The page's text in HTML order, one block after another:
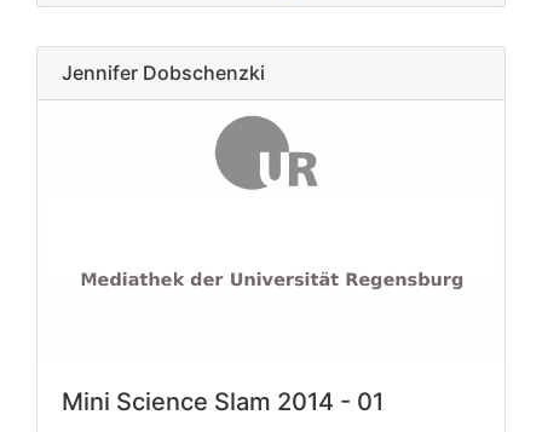
Jennifer Dobschenzki
Mini Science Slam 2014 - 01